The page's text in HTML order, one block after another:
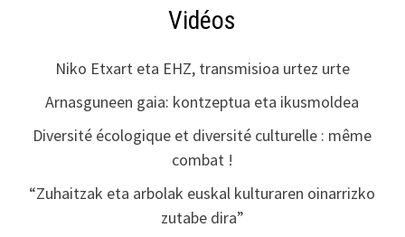
Vidéos
Niko Etxart eta EHZ, transmisioa urtez urte
Arnasguneen gaia: kontzeptua eta ikusmoldea
Diversité écologique et diversité culturelle : même
combat !
“Zuhaitzak eta arbolak euskal kulturaren oinarrizko
zutabe dira”